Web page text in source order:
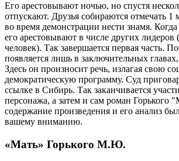
Его арестовывают ночью, но спустя
отпускают. Друзья собираются отмечать 1
во время демонстрации нести знамя. Когда
его арестовывают в числе других лидеров
человек). Так завершается первая часть.
появляется лишь в заключительных
Здесь он произносит речь, излагая свою
демократическую программу. Суд
ссылке в Сибирь. Так заканчивается
персонажа, а затем и сам роман Горького
содержание произведения и его анализ
вашему вниманию.
«Мать» Горького М.Ю.